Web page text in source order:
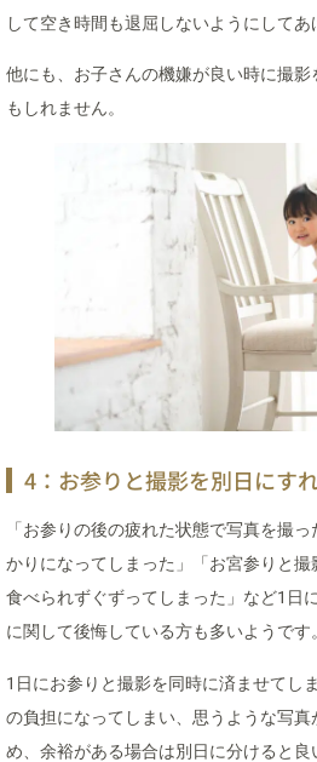
して空き時間も退屈しないようにしてあ
他にも、お子さんの機嫌が良い時に撮
もしれません。
4：お参りと撮影を別日にす
「お参りの後の疲れた状態で写真を撮
かりになってしまった」「お宮参りと
食べられずぐずってしまった」など1日
に関して後悔している方も多いようです。
1日にお参りと撮影を同時に済ませてし
の負担になってしまい、思うような写
め、余裕がある場合は別日に分けると良